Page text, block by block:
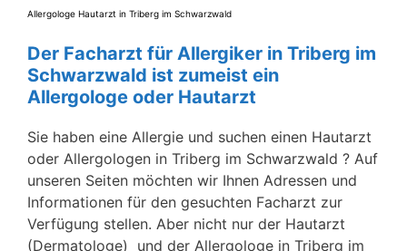
Allergologe Hautarzt in Triberg im Schwarzwald
Der Facharzt für Allergiker in Triberg im
Schwarzwald ist zumeist ein
Allergologe oder Hautarzt
Sie haben eine Allergie und suchen einen Hautarzt
oder Allergologen in Triberg im Schwarzwald ? Auf
unseren Seiten möchten wir Ihnen Adressen und
Informationen für den gesuchten Facharzt zur
Verfügung stellen. Aber nicht nur der Hautarzt
(Dermatologe) und der Allergologe in Triberg im